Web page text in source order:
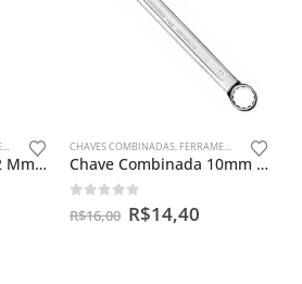
Chave Combinada 22 Mm – Mayle
CHAVES COMBINADAS, FERRAMENTAS MANUAIS
Chave Combinada 10mm Gedore Red
out of 5
R$16,00 R$14,40